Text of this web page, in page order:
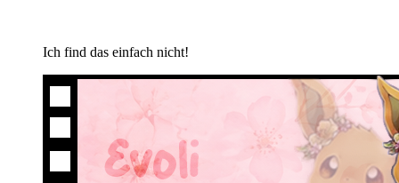
Ich find das einfach nicht!